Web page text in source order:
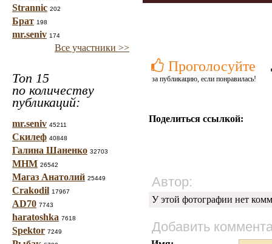
Strannic 202
Брат 198
mr.seniv 174
Все участники >>
Топ 15
по количеству
публикаций:
mr.seniv 45211
Скилеф 40848
Галина Шаненко 32703
МНМ 26542
Магаз Анатолий 25449
Crakodil 17967
AD70 7743
haratoshka 7618
Spektor 7249
Проголосуйте
за публикацию, если понравилась!
Поделиться ссылкой:
Автор:
У этой фотографии нет
Добавить